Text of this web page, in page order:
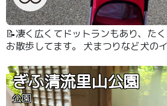
📝凄く広くてドットランもあり、た
お散歩してます。 犬まつりなど犬の
ぎふ清流里山公園
公園